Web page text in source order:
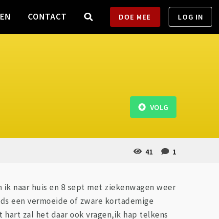
CONTACT DOE MEE LOG IN
41 1
VOLG
naar huis en 8 sept met ziekenwagen weer
een vermoeide of zware kortademige
zal het daar ook vragen,ik hap telkens